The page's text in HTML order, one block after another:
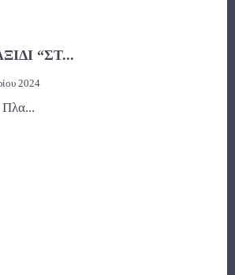
“ΣΤ...
2024
Πλα...